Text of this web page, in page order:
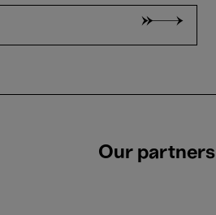
Our partners